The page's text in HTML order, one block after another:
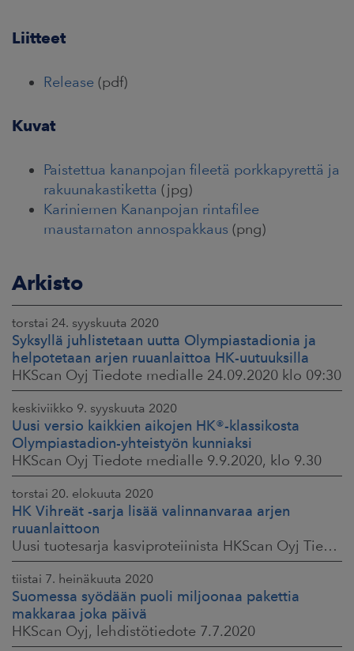
Liitteet
Release (pdf)
Kuvat
Paistettua kananpojan fileetä porkkapyrettä ja
rakuunakastiketta (jpg)
Kariniemen Kananpojan rintafilee
maustamaton annospakkaus (png)
Arkisto
torstai 24. syyskuuta 2020
Syksyllä juhlistetaan uutta Olympiastadionia ja
helpotetaan arjen ruuanlaittoa HK-uutuuksilla
HKScan Oyj Tiedote medialle 24.09.2020 klo 09:30
keskiviikko 9. syyskuuta 2020
Uusi versio kaikkien aikojen HK®-klassikosta
Olympiastadion-yhteistyön kunniaksi
HKScan Oyj Tiedote medialle 9.9.2020, klo 9.30
torstai 20. elokuuta 2020
HK Vihreät -sarja lisää valinnanvaraa arjen
ruuanlaittoon
Uusi tuotesarja kasviproteiinista HKScan Oyj Tiedote medialle 20.8.2020, klo 10.00
tiistai 7. heinäkuuta 2020
Suomessa syödään puoli miljoonaa pakettia
makkaraa joka päivä
HKScan Oyj, lehdistötiedote 7.7.2020